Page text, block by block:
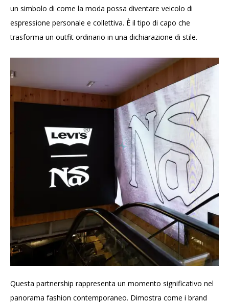
un simbolo di come la moda possa diventare veicolo di
espressione personale e collettiva. È il tipo di capo che
trasforma un outfit ordinario in una dichiarazione di stile.
Questa partnership rappresenta un momento significativo nel
panorama fashion contemporaneo. Dimostra come i brand